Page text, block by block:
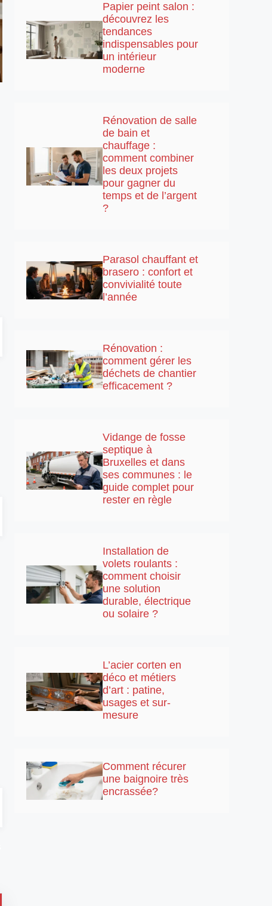
Papier peint salon :
découvrez les
tendances
indispensables pour
un intérieur
moderne
Rénovation de salle
de bain et
chauffage :
comment combiner
les deux projets
pour gagner du
temps et de l’argent
?
Parasol chauffant et
brasero : confort et
convivialité toute
l’année
Rénovation :
comment gérer les
déchets de chantier
efficacement ?
Vidange de fosse
septique à
Bruxelles et dans
ses communes : le
guide complet pour
rester en règle
Installation de
volets roulants :
comment choisir
une solution
durable, électrique
ou solaire ?
L’acier corten en
déco et métiers
d’art : patine,
usages et sur-
mesure
Comment récurer
une baignoire très
encrassée?